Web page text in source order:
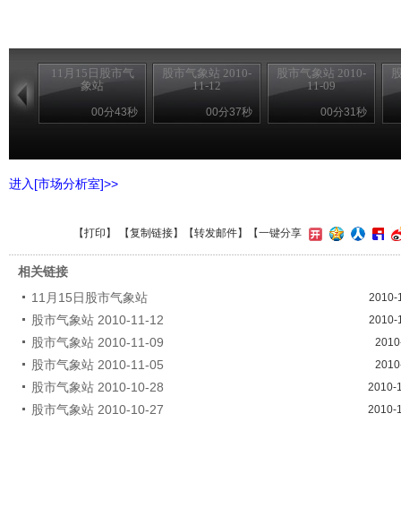
11月15日股市气
象站
00分43秒
股市气象站 2010-
11-12
00分37秒
股市气象站 2010-
11-09
00分31秒
进入[市场分析室]>>
【打印 】 【复制链接】【转发邮件】 【一键分享
相关链接
11月15日股市气象站
2010-
股市气象站 2010-11-12 2010-
股市气象站 2010-11-09
股市气象站 2010-11-05
股市气象站 2010-10-28 2010-
股市气象站 2010-10-27 2010-